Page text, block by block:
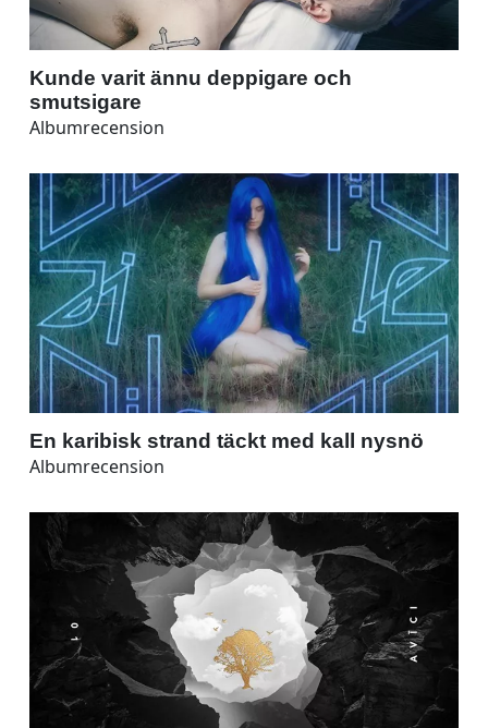
Kunde varit ännu deppigare och
smutsigare
Albumrecension
En karibisk strand täckt med kall nysnö
Albumrecension